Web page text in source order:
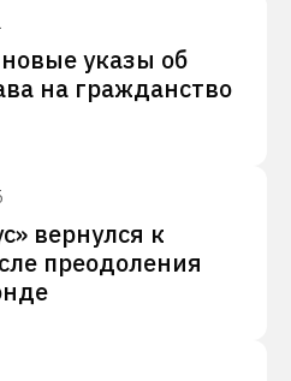
указы об
на гражданство
вернулся к
преодоления